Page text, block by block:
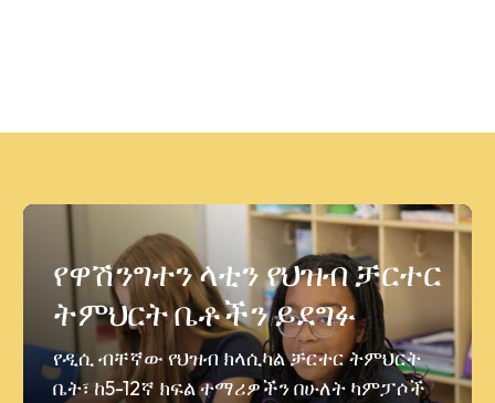
የዋሽንግተን ላቲን የህዝብ ቻርተር
ትምህርት ቤቶችን ይደግፉ
የዲሲ ብቸኛው የህዝብ ክላሲካል ቻርተር ትምህርት
ቤት፣ ከ5-12ኛ ክፍል ተማሪዎችን በሁለት ካምፓሶች